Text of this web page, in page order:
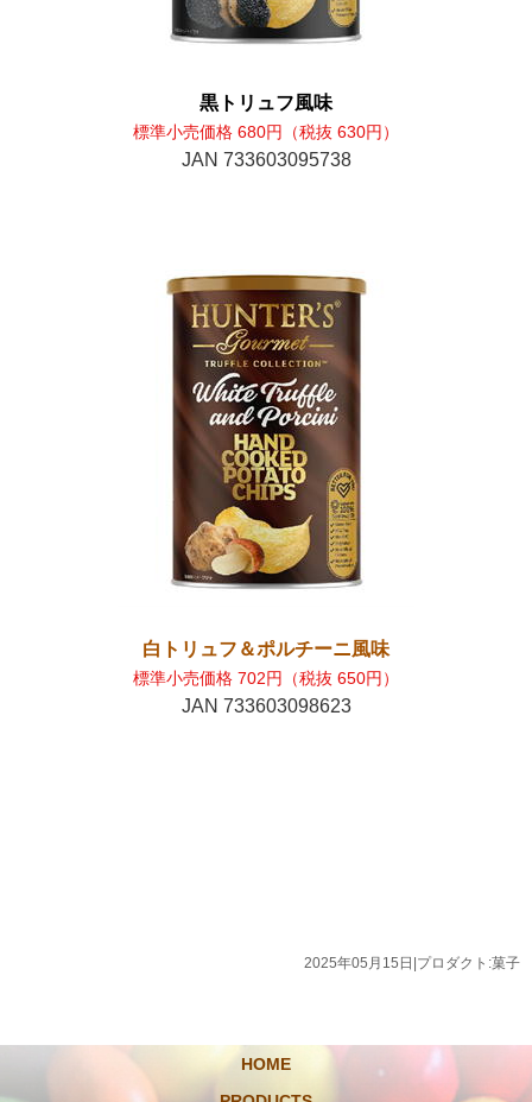
黒トリュフ風味
標準小売価格 680円（税抜 630円）
JAN 733603095738
白トリュフ＆ポルチーニ風味
標準小売価格 702円（税抜 650円）
JAN 733603098623
2025年05月15日 プロダクト:菓子
HOME